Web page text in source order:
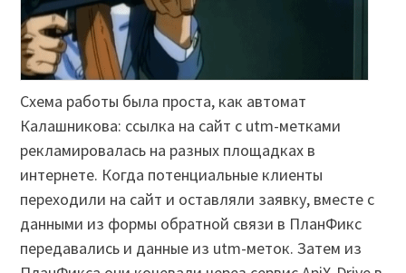
Схема работы была проста, как автомат
Калашникова: ссылка на сайт с utm-метками
рекламировалась на разных площадках в
интернете. Когда потенциальные клиенты
переходили на сайт и оставляли заявку, вместе с
данными из формы обратной связи в ПланФикс
передавались и данные из utm-меток. Затем из